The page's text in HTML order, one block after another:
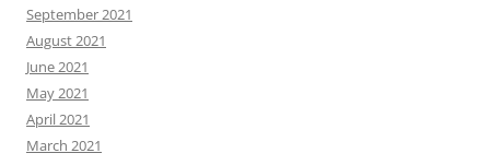
September 2021
August 2021
June 2021
May 2021
April 2021
March 2021